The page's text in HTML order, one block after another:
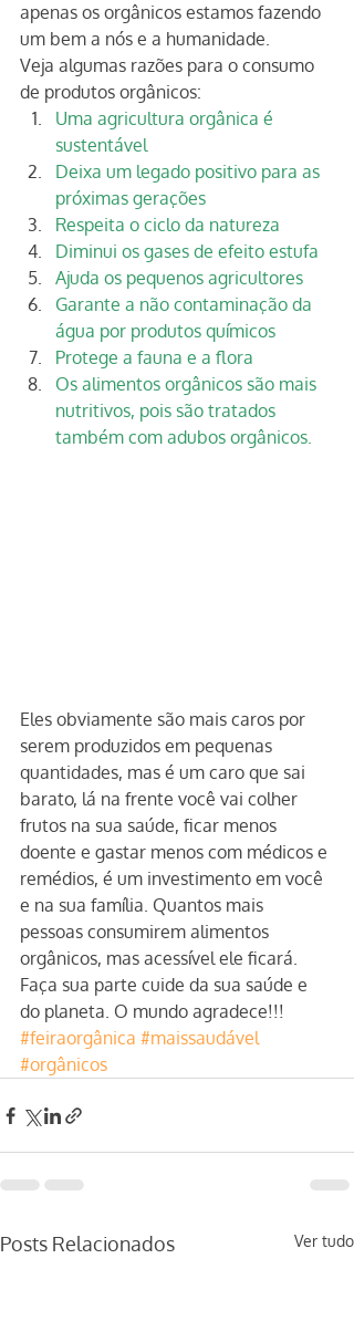
apenas os orgânicos estamos fazendo
um bem a nós e a humanidade.
Veja algumas razões para o consumo
de produtos orgânicos:
Uma agricultura orgânica é
sustentável
Deixa um legado positivo para as
próximas gerações
Respeita o ciclo da natureza
Diminui os gases de efeito estufa
Ajuda os pequenos agricultores
Garante a não contaminação da
água por produtos químicos
Protege a fauna e a flora
Os alimentos orgânicos são mais
nutritivos, pois são tratados
também com adubos orgânicos.
Eles obviamente são mais caros por
serem produzidos em pequenas
quantidades, mas é um caro que sai
barato, lá na frente você vai colher
frutos na sua saúde, ficar menos
doente e gastar menos com médicos e
remédios, é um investimento em você
e na sua família. Quantos mais
pessoas consumirem alimentos
orgânicos, mas acessível ele ficará.
Faça sua parte cuide da sua saúde e
do planeta. O mundo agradece!!!
#feiraorgânica #maissaudável
#orgânicos
Posts Relacionados Ver tudo